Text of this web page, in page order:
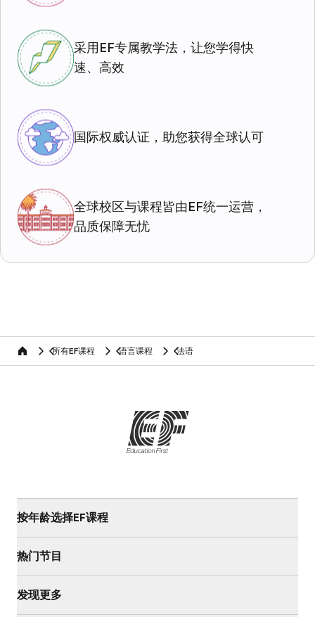
采用EF专属教学法，让您学得快
速、高效
国际权威认证，助您获得全球认可
全球校区与课程皆由EF统一运营，
品质保障无忧
home 所有EF课程 语言课程 法语
按年龄选择EF课程
热门节目
发现更多